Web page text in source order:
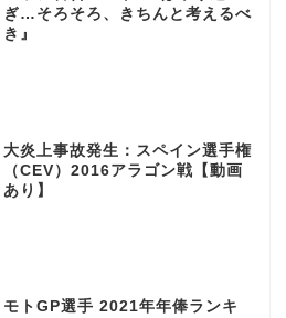
ぎ…そろそろ、きちんと考えるべ
き』
大炎上事故発生：スペイン選手権
（CEV）2016アラゴン戦【動画
あり】
モトGP選手 2021年年俸ランキ